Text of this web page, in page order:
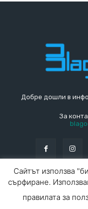
Добре дошли в
За
За контакти
За
Сайтът използва
сърфиране.
правилата за